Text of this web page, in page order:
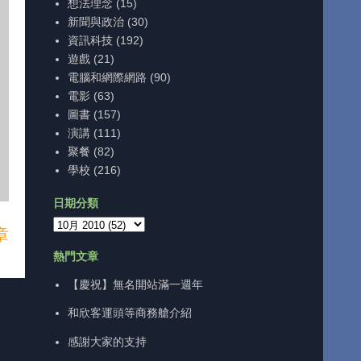
想法理念 (15)
新聞與政治 (30)
資訊科技 (192)
遊戲 (21)
電腦和網際網路 (90)
電影 (63)
圖書 (157)
演講 (111)
聚餐 (82)
學校 (216)
日期分類
熱門文章
【慶祝】無名開站滿一週年
和欣客運頭等商務艙介紹
感謝大家的支持